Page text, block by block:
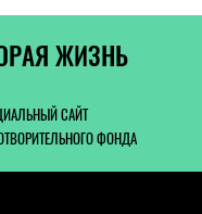
ЖИЗНЬ
САЙТ
ФОНДА